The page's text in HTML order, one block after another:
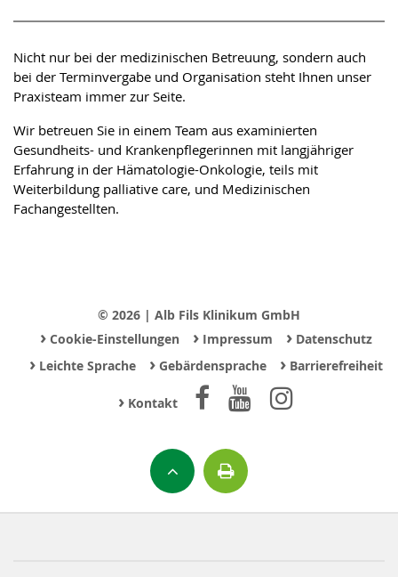
Nicht nur bei der medizinischen Betreuung, sondern auch
bei der Terminvergabe und Organisation steht Ihnen unser
Praxisteam immer zur Seite.
Wir betreuen Sie in einem Team aus examinierten
Gesundheits- und Krankenpflegerinnen mit langjähriger
Erfahrung in der Hämatologie-Onkologie, teils mit
Weiterbildung palliative care, und Medizinischen
Fachangestellten.
© 2026 | Alb Fils Klinikum GmbH
›Cookie-Einstellungen ›Impressum ›Datenschutz
›Leichte Sprache ›Gebärdensprache ›Barrierefreiheit
› Kontakt